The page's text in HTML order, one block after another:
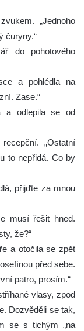
„Jednoho
čuryny.“
do pohotového
a pohlédla na
Zase.“
a odlepila se od
„Ostatní
to nepřidá. Co by
přijďte za mnou
musí řešit hned.
že?“
a otočila se zpět
před sebe.
patro, prosím.“
vlasy, zpod
Dozvěděli se tak,
se s tichým „na